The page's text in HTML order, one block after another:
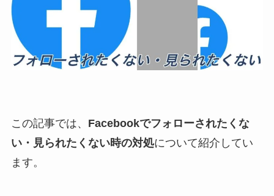
この記事では、 Facebookでフォローされたくな
い・見られたくない時の対処について紹介してい
ます。